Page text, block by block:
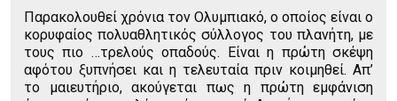
Παρακολουθεί χρόνια τον Ολυμπιακό, ο οποίος είναι ο
κορυφαίος πολυαθλητικός σύλλογος του πλανήτη, με
τους πιο …τρελούς οπαδούς. Είναι η πρώτη σκέψη
αφότου ξυπνήσει και η τελευταία πριν κοιμηθεί. Απ’
το μαιευτήριο, ακούγεται πως η πρώτη εμφάνιση